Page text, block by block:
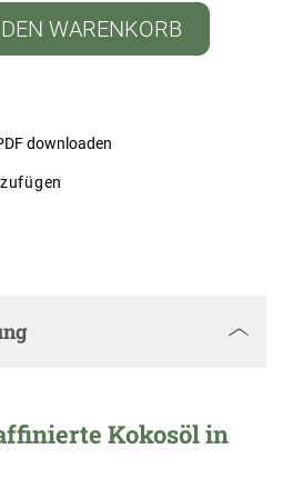
WARENKORB
downloaden
Kokosöl in